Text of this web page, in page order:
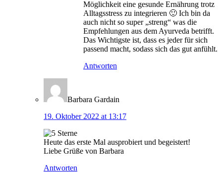
Möglichkeit eine gesunde Ernährung trotz
Alltagsstress zu integrieren 🙂 Ich bin da
auch nicht so super „streng“ was die
Empfehlungen aus dem Ayurveda betrifft.
Das Wichtigste ist, dass es jeder für sich
passend macht, sodass sich das gut anfühlt.
Antworten
Barbara Gardain
19. Oktober 2022 at 13:17
Heute das erste Mal ausprobiert und begeistert!
Liebe Grüße von Barbara
Antworten